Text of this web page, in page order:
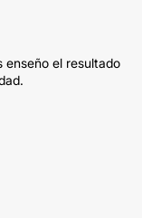
enseño el resultado